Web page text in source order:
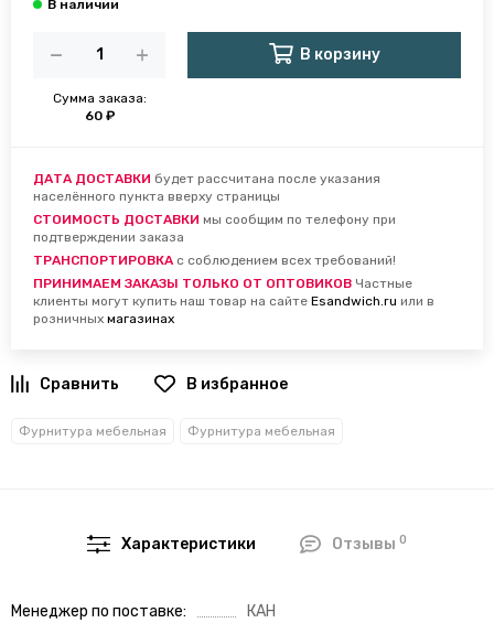
Сумма заказа:
60 ₽
В корзину
ДАТА ДОСТАВКИ будет рассчитана после указания
населённого пункта вверху страницы
СТОИМОСТЬ ДОСТАВКИ мы сообщим по телефону при
подтверждении заказа
ТРАНСПОРТИРОВКА с соблюдением всех требований!
ПРИНИМАЕМ ЗАКАЗЫ ТОЛЬКО ОТ ОПТОВИКОВ Частные
клиенты могут купить наш товар на сайте Esandwich.ru или в
розничных магазинах
В избранное
Фурнитура мебельная Фурнитура мебельная
Характеристики Отзывы 0
Менеджер по поставке КАН